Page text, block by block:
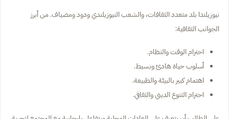
نيوزيلندا بلد متعدد الثقافات، والشعب النيوزيلندي ودود ومضياف. من أبرز
الجوانب الثقافية:
احترام الوقت والنظام.
أسلوب حياة هادئ وبسيط.
اهتمام كبير بالبيئة والطبيعة.
احترام التنوع الديني والثقافي.